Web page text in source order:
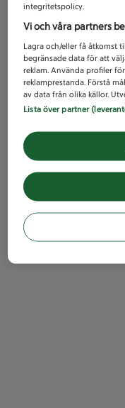
integritetspolicy.
Vi och våra partners
Lagra och/eller få åtkomst
begränsade data för att
reklam. Använda profiler
reklamprestanda. Förstå
av data från olika källor.
Lista över partner